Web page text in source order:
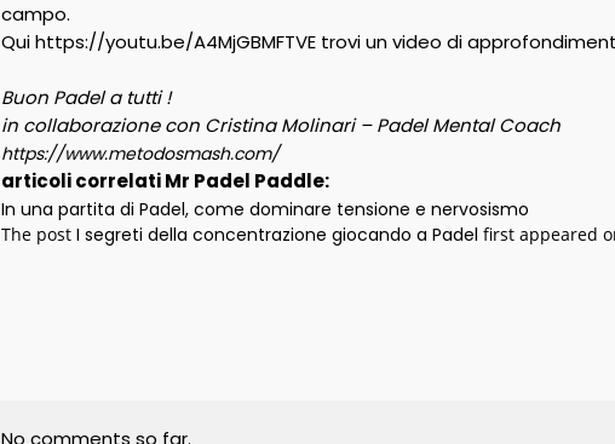
campo.
Qui https://youtu.be/A4MjGBMFTVE trovi un video di
Buon Padel a tutti !
in collaborazione con Cristina Molinari – Padel Mental Coach
https://www.metodosmash.com/
articoli correlati Mr Padel Paddle:
In una partita di Padel, come dominare tensione e nervosismo
The post I segreti della concentrazione giocando a Padel first appeared
No comments so far.